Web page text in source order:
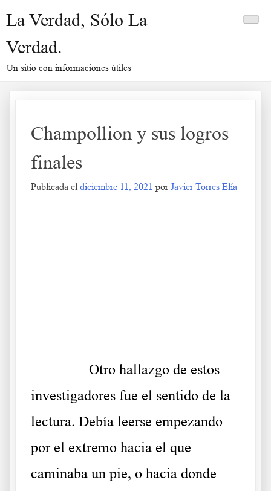
La Verdad, Sólo La
Verdad.
Un sitio con informaciones útiles
Champollion y sus logros
finales
Publicada el diciembre 11, 2021 porJavier Torres Elía
Otro hallazgo de estos
investigadores fue el sentido de la
lectura. Debía leerse empezando
por el extremo hacia el que
caminaba un pie, o hacia donde